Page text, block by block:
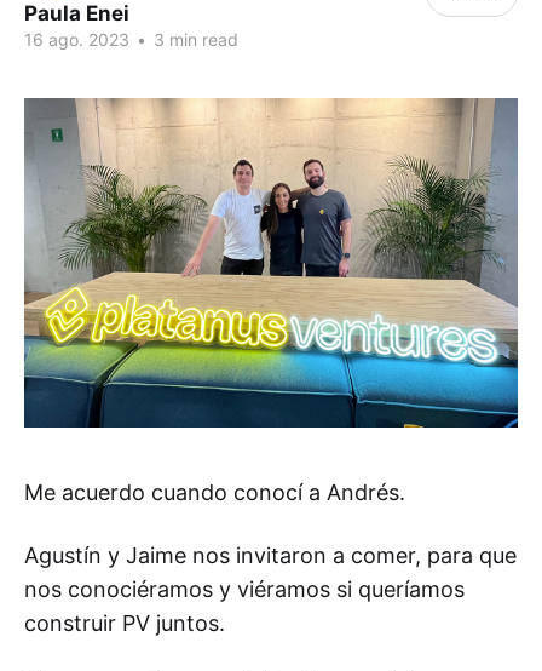
Paula Enei
16 ago. 2023 • 3 min read
Me acuerdo cuando conocí a Andrés.
Agustín y Jaime nos invitaron a comer, para que
nos conociéramos y viéramos si queríamos
construir PV juntos.